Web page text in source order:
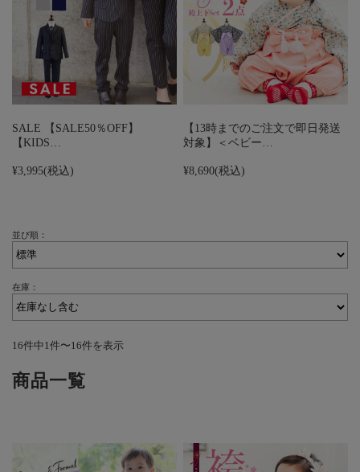
SALE 【SALE50％OFF】
【KIDS…
¥3,995(税込)
【13時までのご注文で即日発送
対象】＜ベビー…
¥8,690(税込)
並び順：
在庫：
16件中1件〜16件を表示
商品一覧